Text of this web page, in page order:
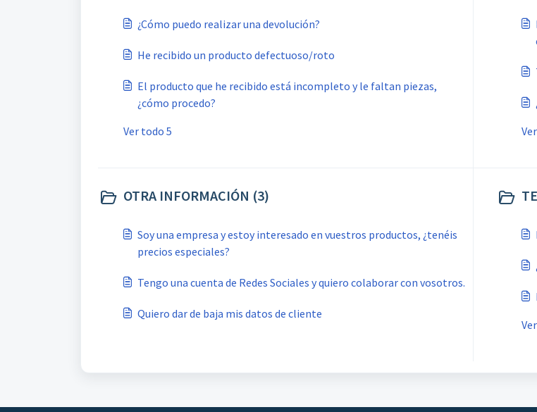
¿Cómo puedo realizar una devolución?
He recibido un producto defectuoso/roto
El producto que he recibido está incompleto y le faltan piezas,
¿cómo procedo?
Ver todo 5
OTRA INFORMACIÓN (3)
Soy una empresa y estoy interesado en vuestros productos, ¿tenéis
precios especiales?
Tengo una cuenta de Redes Sociales y quiero colaborar con vosotros.
Quiero dar de baja mis datos de cliente